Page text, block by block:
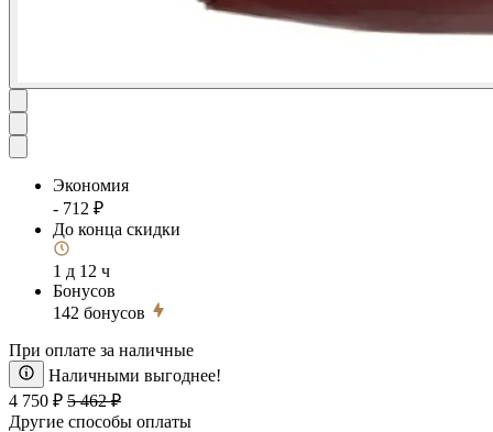
Экономия
- 712 ₽
До конца скидки
1 д 12 ч
Бонусов
142 бонусов
При оплате за наличные
Наличными выгоднее!
4 750 ₽ 5 462 ₽
Другие способы оплаты